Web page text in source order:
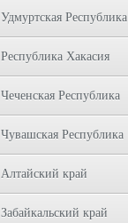
Удмуртская Республика
Республика Хакасия
Чеченская Республика
Чувашская Республика
Алтайский край
Забайкальский край